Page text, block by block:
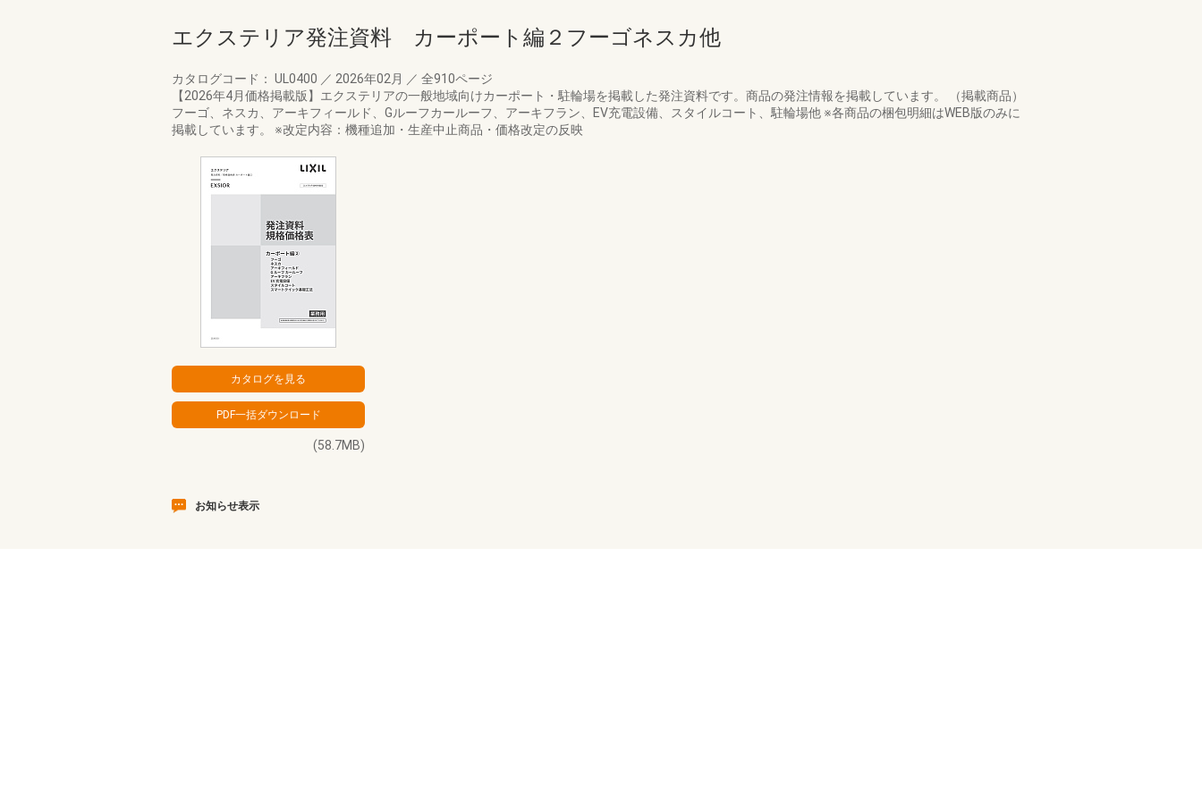
エクステリア発注資料 カーポート編２フーゴネスカ他
カタログコード： UL0400 ／ 2026年02月 ／ 全910ページ
【2026年4月価格掲載版】エクステリアの一般地域向けカーポート・駐輪場を掲載した発注資料です。商品の発注情報を掲載しています。 （掲載商品）
フーゴ、ネスカ、アーキフィールド、Gルーフカールーフ、アーキフラン、EV充電設備、スタイルコート、駐輪場他 ※各商品の梱包明細はWEB版のみに
掲載しています。 ※改定内容：機種追加・生産中止商品・価格改定の反映
(58.7MB)
お知らせ表示